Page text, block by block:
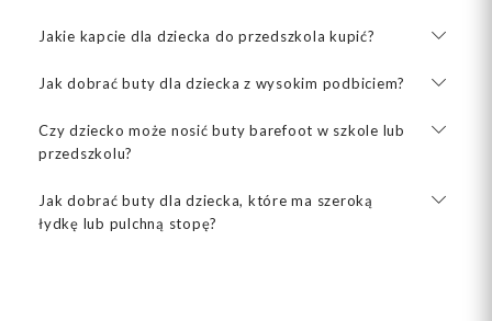
Jakie kapcie dla dziecka do przedszkola kupić?
Jak dobrać buty dla dziecka z wysokim podbiciem?
Czy dziecko może nosić buty barefoot w szkole lub
przedszkolu?
Jak dobrać buty dla dziecka, które ma szeroką
łydkę lub pulchną stopę?